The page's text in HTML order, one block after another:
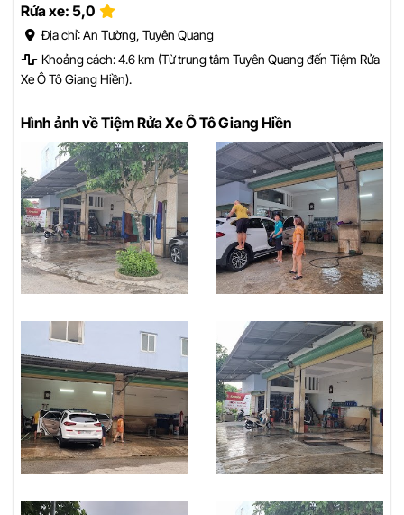
Rửa xe: 5,0
Địa chỉ: An Tường, Tuyên Quang
Khoảng cách: 4.6 km (Từ trung tâm Tuyên Quang đến Tiệm Rửa
Xe Ô Tô Giang Hiền).
Hình ảnh về Tiệm Rửa Xe Ô Tô Giang Hiền